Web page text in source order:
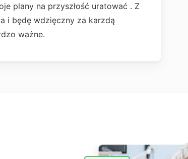
plany na przyszłość uratować . Z
i będę wdzięczny za karzdą
ważne.